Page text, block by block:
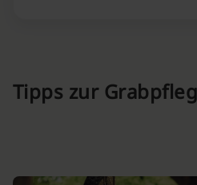
Tipps zur